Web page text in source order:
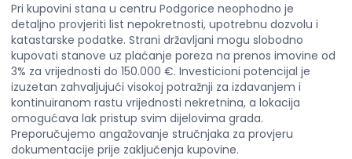
Pri kupovini stana u centru Podgorice neophodno je
detaljno provjeriti list nepokretnosti, upotrebnu dozvolu i
katastarske podatke. Strani državljani mogu slobodno
kupovati stanove uz plaćanje poreza na prenos imovine od
3% za vrijednosti do 150.000 €. Investicioni potencijal je
izuzetan zahvaljujući visokoj potražnji za izdavanjem i
kontinuiranom rastu vrijednosti nekretnina, a lokacija
omogućava lak pristup svim dijelovima grada.
Preporučujemo angažovanje stručnjaka za provjeru
dokumentacije prije zaključenja kupovine.